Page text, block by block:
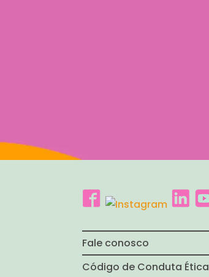
Fale conosco
Código de Conduta Ética